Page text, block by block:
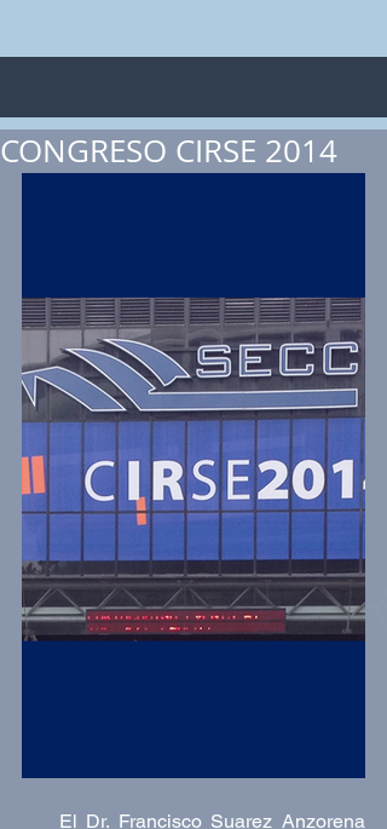
CONGRESO CIRSE 2014